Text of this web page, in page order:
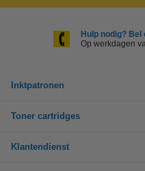
Hulp nodig? Bel
Op werkdagen
Inktpatronen
Toner cartridges
Klantendienst